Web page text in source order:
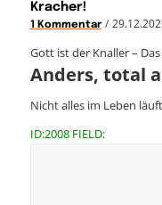
Kracher!
1 Kommentar /
Gott ist der Knaller –
Anders, total
Nicht alles im Leben
ID:2008 FIELD: